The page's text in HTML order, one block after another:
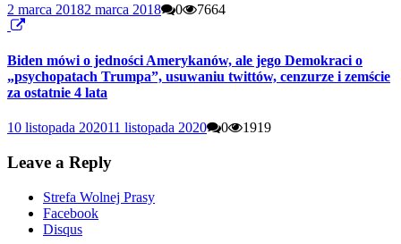
2 marca 20182 marca 2018 0 7664
Biden mówi o jedności Amerykanów, ale jego Demokraci o
„psychopatach Trumpa”, usuwaniu twittów, cenzurze i zemście
za ostatnie 4 lata
10 listopada 202011 listopada 2020 0 1919
Leave a Reply
Strefa Wolnej Prasy
Facebook
Disqus